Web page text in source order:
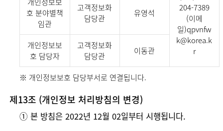
204-7389
(이메
일)qpvnfw
k@korea.k
r
호 분야별책
임관
고객정보화
담당관
유영석
개인정보보
호 담당자
고객정보화
담당관
이동관
※ 개인정보보호 담당부서로 연결됩니다.
제13조 (개인정보 처리방침의 변경)
➀ 본 방침은 2022년 12월 02일부터 시행됩니다.